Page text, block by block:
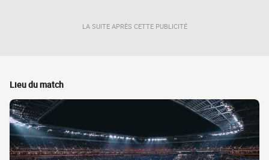
LA SUITE APRÈS CETTE PUBLICITÉ
Lieu du match